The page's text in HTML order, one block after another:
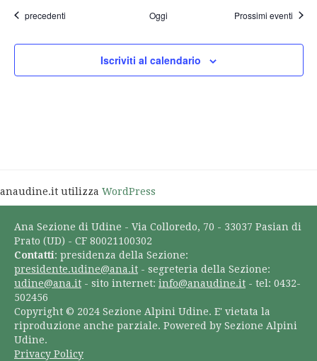
Eventi
precedenti Oggi Prossimi eventi
Iscriviti al calendario
anaudine.it utilizza WordPress
Ana Sezione di Udine - Via Colloredo, 70 - 33037 Pasian di
Prato (UD) - CF 80021100302
Contatti: presidenza della Sezione:
presidente.udine@ana.it - segreteria della Sezione:
udine@ana.it - sito internet: info@anaudine.it - tel: 0432-
502456
Copyright © 2024 Sezione Alpini Udine. E' vietata la
riproduzione anche parziale. Powered by Sezione Alpini
Udine.
Privacy Policy